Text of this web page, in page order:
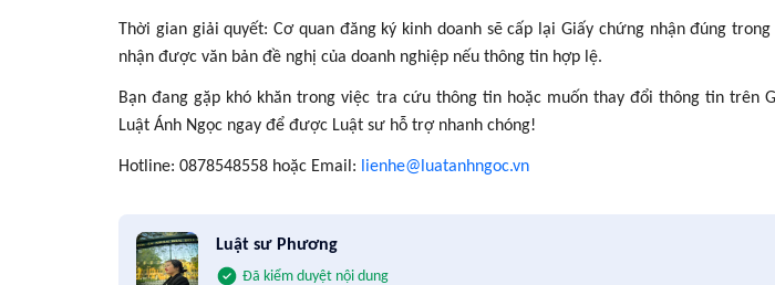
Thời gian giải quyết: Cơ quan đăng ký kinh doanh sẽ cấp lại Giấy chứng nhận đúng
nhận được văn bản đề nghị của doanh nghiệp nếu thông tin hợp lệ.
Bạn đang gặp khó khăn trong việc tra cứu thông tin hoặc muốn thay đổi thông tin trên
Luật Ánh Ngọc ngay để được Luật sư hỗ trợ nhanh chóng!
Hotline: 0878548558 hoặc Email: lienhe@luatanhngoc.vn
Luật sư Phương
Đã kiểm duyệt nội dung